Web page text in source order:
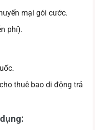
mại gói cước.
phí).
thuê bao di động trả